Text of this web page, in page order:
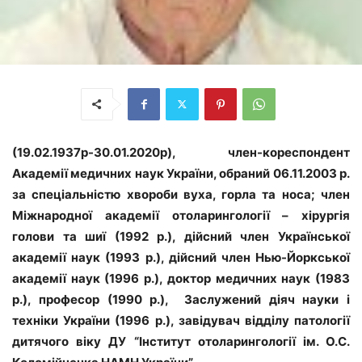
(19.02.1937р-30.01.2020р), член-кореспондент
Академії медичних наук України, обраний 06.11.2003 р.
за спеціальністю хвороби вуха, горла та носа; член
Міжнародної академії отоларингології – хірургія
голови та шиї (1992 р.), дійсний член Української
академії наук (1993 р.), дійсний член Нью-Йоркської
академії наук (1996 р.), доктор медичних наук (1983
р.), професор (1990 р.), Заслужений діяч науки і
техніки України (1996 р.), завідувач відділу патології
дитячого віку ДУ “Інститут отоларингології ім. О.С.